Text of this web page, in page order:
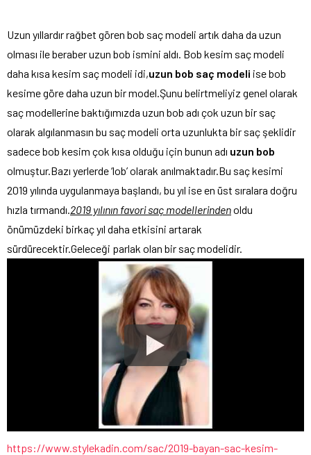
Uzun yıllardır rağbet gören bob saç modeli artık daha da uzun
olması ile beraber uzun bob ismini aldı. Bob kesim saç modeli
daha kısa kesim saç modeli idi,uzun bob saç modeli ise bob
kesime göre daha uzun bir model.Şunu belirtmeliyiz genel olarak
saç modellerine baktığımızda uzun bob adı çok uzun bir saç
olarak algılanmasın bu saç modeli orta uzunlukta bir saç şeklidir
sadece bob kesim çok kısa olduğu için bunun adı uzun bob
olmuştur.Bazı yerlerde ‘lob’ olarak anılmaktadır.Bu saç kesimi
2019 yılında uygulanmaya başlandı, bu yıl ise en üst sıralara doğru
hızla tırmandı.2019 yılının favori saç modellerindenoldu
önümüzdeki birkaç yıl daha etkisini artarak
sürdürecektir.Geleceği parlak olan bir saç modelidir.
https://www.stylekadin.com/sac/2019-bayan-sac-kesim-